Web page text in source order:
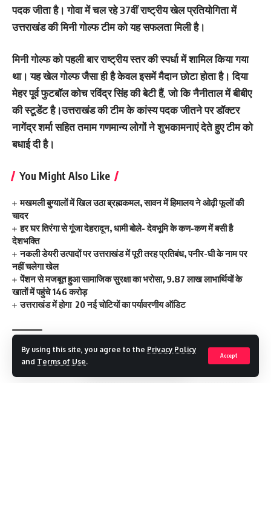
By using this site, you agree to the Privacy Policy
and Terms of Use.
Accept
पदक जीता है। गोवा में चल रहे 37वीं राष्ट्रीय खेल प्रतियोगिता में
उत्तराखंड की मिनी गोल्फ टीम को यह सफलता मिली है।
मिनी गोल्फ को पहली बार राष्ट्रीय स्तर की स्पर्धा में शामिल किया गया
था। यह खेल गोल्फ जैसा ही है केवल इसमें मैदान छोटा होता है। दिया
मेहर पूर्व फुटबॉल कोच रविंद्र सिंह की बेटी हैं, जो कि नैनीताल में बीबीए
की स्टूडेंट है।उत्तराखंड की टीम के कांस्य पदक जीतने पर डॉक्टर
नागेंद्र शर्मा सहित तमाम गणमान्य लोगों ने शुभकामनाएं देते हुए टीम को
बधाई दी है।
You Might Also Like
मखमली बुग्यालों में खिल उठा ब्रह्मकमल, सावन में हिमालय ने ओढ़ी फूलों की
चादर
हर घर तिरंगा से गूंजा देहरादून, धामी बोले- देवभूमि के कण-कण में बसी है
देशभक्ति
नकली डेयरी उत्पादों पर उत्तराखंड में पूरी तरह प्रतिबंध, पनीर-घी के नाम पर
नहीं चलेगा खेल
पेंशन से मजबूत हुआ सामाजिक सुरक्षा का भरोसा, 9.87 लाख लाभार्थियों के
खातों में पहुंचे 146 करोड़
उत्तराखंड में होगा 20 नई चोटियों का पर्यावरणीय ऑडिट
TAGGED: won bronze medal